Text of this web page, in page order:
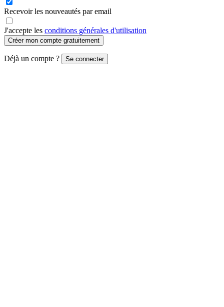
Recevoir les nouveautés par email
J'accepte les conditions générales d'utilisation
Créer mon compte gratuitement
Déjà un compte ? Se connecter